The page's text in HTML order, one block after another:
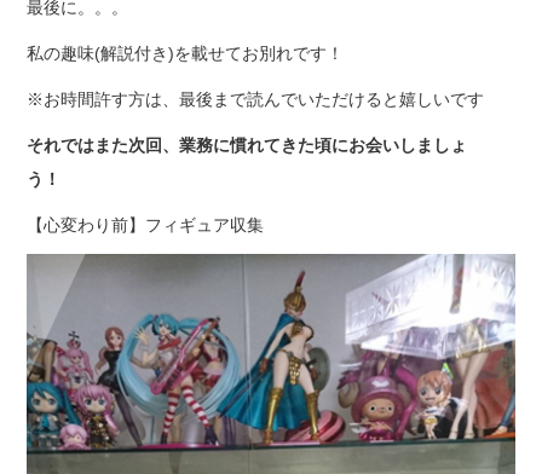
最後に。。。
私の趣味(解説付き)を載せてお別れです！
※お時間許す方は、最後まで読んでいただけると嬉しいです
それではまた次回、業務に慣れてきた頃にお会いしましょ
う！
【心変わり前】フィギュア収集